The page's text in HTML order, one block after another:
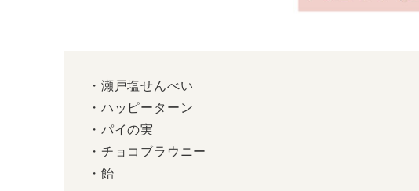
・瀬戸塩せんべい
・ハッピーターン
・パイの実
・チョコブラウニー
・飴